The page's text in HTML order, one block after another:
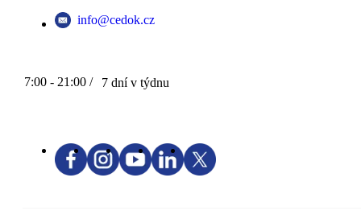
info@cedok.cz
7:00 - 21:00 / 7 dní v týdnu